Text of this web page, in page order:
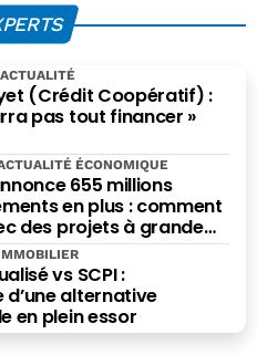
(Crédit Coopératif) :
pas tout financer »
ACTUALITÉ
655 millions
en plus : comment
des projets à grande
ÉCONOMIQUE
vs SCPI :
alternative
en plein essor